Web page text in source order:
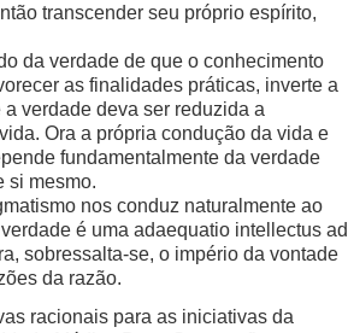
transcender seu próprio espírito,
da verdade de que o conhecimento
as finalidades práticas, inverte a
verdade deva ser reduzida a
Ora a própria condução da vida e
fundamentalmente da verdade
si mesmo.
nos conduz naturalmente ao
é uma adaequatio intellectus ad
sobressalta-se, o império da vontade
da razão.
racionais para as iniciativas da